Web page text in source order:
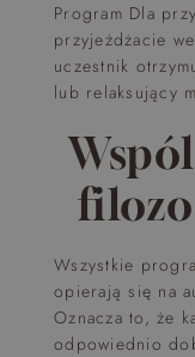
Program Dla
przyjeżdżacie
uczestnik
lub relaksujący
Wszystkie
opierają się na
Oznacza to, że
odpowiednio